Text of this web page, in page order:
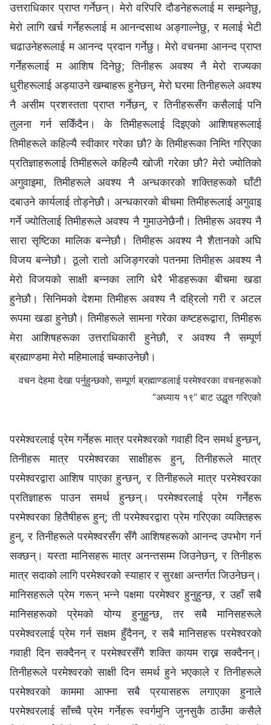
उत्तराधिकार प्राप्त गर्नेछन्। मेरो वरिपरि दौडनेहरूलाई म सम्‍झनेछु,
मेरो लागि खर्च गर्नेहरूलाई म आनन्दसाथ अङ्गाल्‍नेछु, र मलाई भेटी
चढाउनेहरूलाई म आनन्द प्रदान गर्नेछु। मेरो वचनमा आनन्द प्राप्त
गर्नेहरूलाई म आशिष दिनेछु; तिनीहरू अवश्य नै मेरो राज्यका
धुरीहरूलाई अड्याउने खम्‍बाहरू हुनेछन्, मेरो घरमा तिनीहरूले अवश्य
नै असीम प्रशस्तता प्राप्त गर्नेछन्, र तिनीहरूसँग कसैलाई पनि
तुलना गर्न सकिँदैन। के तिमीहरूलाई दिइएको आशिषहरूलाई
तिमीहरूले कहिल्यै स्वीकार गरेका छौ? के तिमीहरूका निम्ति गरिएका
प्रतिज्ञाहरूलाई तिमीहरूले कहिल्यै खोजी गरेका छौ? मेरो ज्योतिको
अगुवाइमा, तिमीहरूले अवश्य नै अन्धकारको शक्तिहरूको घाँटी
दबाउने कार्यलाई तोड्नेछौ। अन्धकारको बीचमा तिमीहरूलाई अगुवाइ
गर्ने ज्योतिलाई तिमीहरूले अवश्य नै गुमाउनेछैनौ। तिमीहरू अवश्य नै
सारा सृष्टिका मालिक बन्‍नेछौ। तिमीहरू अवश्य नै शैतानको अघि
विजय बन्‍नेछौ। ठूलो रातो अजिङ्गरको पतनमा तिमीहरू अवश्य नै
मेरो विजयको साक्षी बन्‍नका लागि धेरै भीडहरूका बीचमा खडा
हुनेछौ। सिनिमको देशमा तिमीहरू अवश्य नै दह्रिलो गरी र अटल
रूपमा खडा हुनेछौ। तिमीहरूले सामना गरेका कष्टहरूद्वारा, तिमीहरू
मेरा आशिषहरूका उत्तराधिकारी हुनेछौ, र अवश्य नै सम्पूर्ण
ब्रह्माण्डमा मेरो महिमालाई चम्काउनेछौ।
वचन देहमा देखा पर्नुहुन्छको, सम्पूर्ण ब्रह्माण्डलाई परमेश्‍वरका वचनहरूको
“अध्याय १९” बाट उद्धृत गरिएको
परमेश्‍वरलाई प्रेम गर्नेहरू मात्र परमेश्‍वरको गवाही दिन समर्थ हुन्छन्‌,
तिनीहरू मात्र परमेश्‍वरका साक्षीहरू हुन्‌, तिनीहरूले मात्र
परमेश्‍वरद्वारा आशिष पाएका हुन्छन्‌, र तिनीहरूले मात्र परमेश्‍वरका
प्रतिज्ञाहरू पाउन समर्थ हुन्छन्‌। परमेश्‍वरलाई प्रेम गर्नेहरू
परमेश्‍वरका हितैषीहरू हुन्‌; ती परमेश्‍वरद्वारा प्रेम गरिएका व्यक्तिहरू
हुन्‌, र तिनीहरूले परमेश्‍वरसँग सँगै आशिषहरूको आनन्द उपभोग गर्न
सक्छन्‌। यस्ता मानिसहरू मात्र अनन्तसम्म जिउनेछन्‌, र तिनीहरू
मात्र सदाको लागि परमेश्‍वरको स्याहार र सुरक्षा अन्तर्गत जिउनेछन्‌।
मानिसहरूले प्रेम गरून्‌ भन्ने पक्षमा परमेश्‍वर हुनुहुन्छ, र उहाँ सबै
मानिसहरूको प्रेमको योग्य हुनुहुन्छ, तर सबै मानिसहरूले
परमेश्‍वरलाई प्रेम गर्न सक्षम हुँदैनन्‌, र सबै मानिसहरू परमेश्‍वरको
गवाही दिन सक्दैनन्‌ र परमेश्‍वरसँगै शक्ति कायम राख्न सक्दैनन्‌।
तिनीहरूले परमेश्‍वरको साक्षी दिन समर्थ हुने भएकाले र तिनीहरूले
परमेश्‍वरको काममा आफ्ना सबै प्रयासहरू लगाएका हुनाले
परमेश्‍वरलाई साँच्चै प्रेम गर्नेहरू स्वर्गमुनि जुनसुकै ठाउँमा कसैले